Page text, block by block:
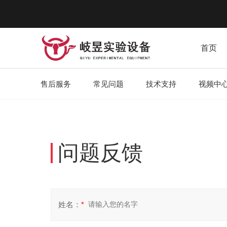
首页
售后服务 常见问题 技术支持 视频中
问题反馈
姓名：